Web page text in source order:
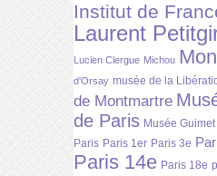
Institut de
Laurent
Lucien Clergue Michou
d'Orsay musée de la
de Montmartre
de Paris Musée Guimet
Paris Paris 1er Paris 3e
Paris 14e Paris 18e